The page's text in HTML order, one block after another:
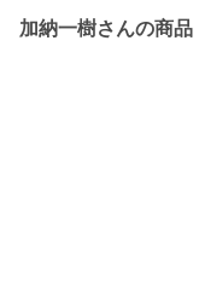
加納一樹さんの商品